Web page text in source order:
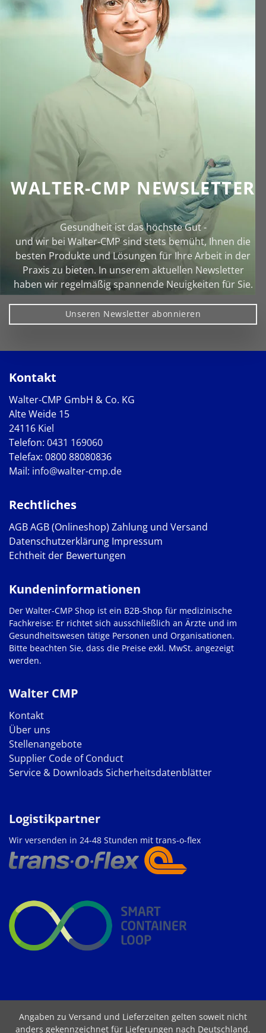
WALTER-CMP NEWSLETTER
Gesundheit ist das höchste Gut -
und wir bei Walter‑CMP sind stets bemüht, Ihnen die
besten Produkte und Lösungen für Ihre Arbeit in der
Praxis zu bieten. In unserem aktuellen Newsletter
haben wir regelmäßig spannende Neuigkeiten für Sie.
Unseren Newsletter abonnieren
Kontakt
Walter-CMP GmbH & Co. KG
Alte Weide 15
24116 Kiel
Telefon: 0431 169060
Telefax: 0800 88080836
Mail: info@walter-cmp.de
Rechtliches
AGBAGB (Onlineshop) Zahlung und Versand
Datenschutzerklärung Impressum
Echtheit der Bewertungen
Walter CMP
Kontakt
Über uns
Stellenangebote
Supplier Code of Conduct
Service & Downloads Sicherheitsdatenblätter
Kundeninformationen
Der Walter-CMP Shop ist ein B2B-Shop für medizinische
Fachkreise: Er richtet sich ausschließlich an Ärzte und im
Gesundheitswesen tätige Personen und Organisationen.
Bitte beachten Sie, dass die Preise exkl. MwSt. angezeigt
werden.
Logistikpartner
Wir versenden in 24-48 Stunden mit trans-o-flex
Angaben zu Versand und Lieferzeiten gelten soweit nicht
anders gekennzeichnet für Lieferungen nach Deutschland.